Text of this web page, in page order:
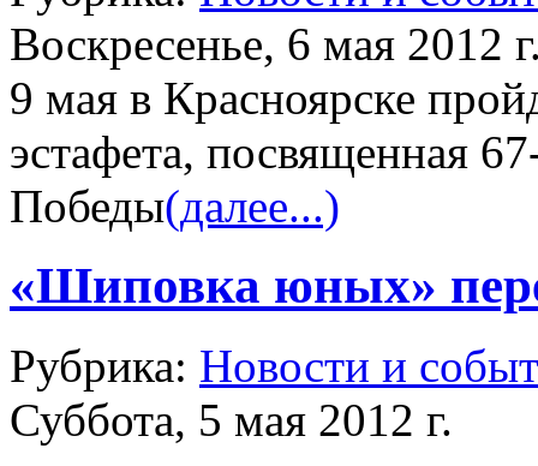
Воскресенье, 6 мая 2012
9 мая в Красноярске
эстафета, посвященная
Победы(далее...)
«Шиповка юных»
Рубрика: Новости и
Суббота, 5 мая 2012 г.